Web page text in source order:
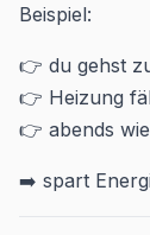
Beispiel:
👉 du gehst
👉 Heizung
👉 abends
➡️ spart